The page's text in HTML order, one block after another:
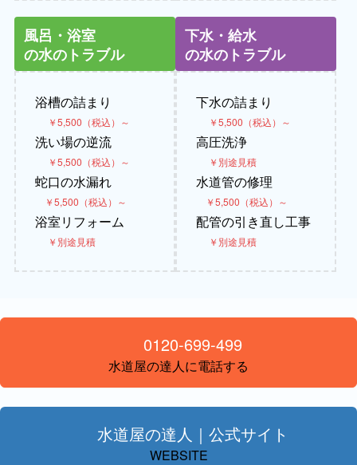
風呂・浴室
の水のトラブル
浴槽の詰まり
￥5,500（税込）～
洗い場の逆流
￥5,500（税込）～
蛇口の水漏れ
￥5,500（税込）～
浴室リフォーム
￥別途見積
下水・給水
の水のトラブル
下水の詰まり
￥5,500（税込）～
高圧洗浄
￥別途見積
水道管の修理
￥5,500（税込）～
配管の引き直し工事
￥別途見積
0120-699-499
水道屋の達人に電話する
水道屋の達人｜公式サイト
WEBSITE